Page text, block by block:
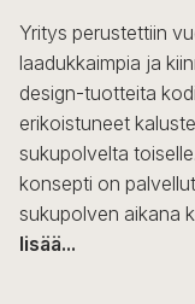
Yritys perustettiin
laadukkaimpia ja
design-tuotteita
erikoistuneet
sukupolvelta
konsepti on
sukupolven aikana
lisää...